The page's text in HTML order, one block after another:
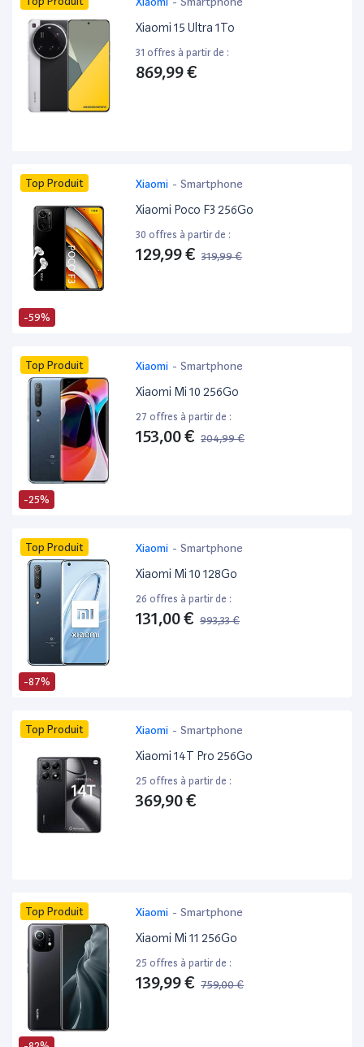
Xiaomi 15 Ultra 1To
31 offres à partir de :
869,99 €
-59%
Top Produit Xiaomi - Smartphone
Xiaomi Poco F3 256Go
30 offres à partir de :
129,99 € 319,99 €
-25%
Top Produit Xiaomi - Smartphone
Xiaomi Mi 10 256Go
27 offres à partir de :
153,00 € 204,99 €
-87%
Top Produit Xiaomi - Smartphone
Xiaomi Mi 10 128Go
26 offres à partir de :
131,00 € 993,33 €
Top Produit Xiaomi - Smartphone
Xiaomi 14T Pro 256Go
25 offres à partir de :
369,90 €
Top Produit Xiaomi - Smartphone
Xiaomi Mi 11 256Go
25 offres à partir de :
139,99 € 759,00 €